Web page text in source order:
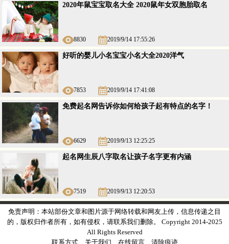
2020年鼠宝宝取名大全 2020鼠年女双胞胎取名
8830 2019/9/14 17:55:26
好听的婴儿小名宝宝小名大全2020洋气
7853 2019/9/14 17:41:08
免费起名网告诉你如何给孩子起有特点的名字！
6629 2019/9/13 12:25:25
起名网生辰八字取名让孩子名字更有内涵
7519 2019/9/13 12:20:53
免责声明：本站部份文章和图片源于网络转载和网友上传，信息传递之目
的，版权归作者所有，如有侵权，请联系我们删除。 Copyright 2014-2025
All Rights Reserved
联系方式
关于我们 在线留言 清除痕迹